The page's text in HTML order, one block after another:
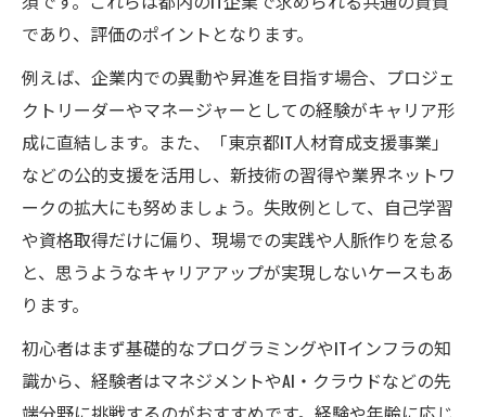
であり、評価のポイントとなります。
例えば、企業内での異動や昇進を目指す場合、プロジェ
クトリーダーやマネージャーとしての経験がキャリア形
成に直結します。また、「東京都IT人材育成支援事業」
などの公的支援を活用し、新技術の習得や業界ネットワ
ークの拡大にも努めましょう。失敗例として、自己学習
や資格取得だけに偏り、現場での実践や人脈作りを怠る
と、思うようなキャリアアップが実現しないケースもあ
ります。
初心者はまず基礎的なプログラミングやITインフラの知
識から、経験者はマネジメントやAI・クラウドなどの先